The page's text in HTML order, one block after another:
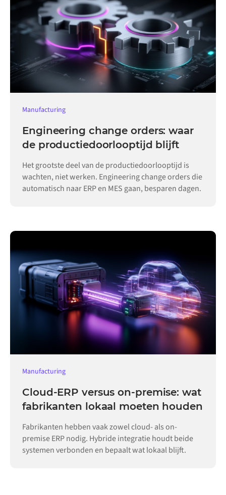
Manufacturing
Engineering change orders: waar
de productiedoorlooptijd blijft
Het grootste deel van de productiedoorlooptijd is
wachten, niet werken. Engineering change orders die
automatisch naar ERP en MES gaan, besparen dagen.
Manufacturing
Cloud-ERP versus on-premise: wat
fabrikanten lokaal moeten houden
Fabrikanten hebben vaak zowel cloud- als on-
premise ERP nodig. Hybride integratie houdt beide
systemen verbonden en bepaalt wat lokaal blijft.